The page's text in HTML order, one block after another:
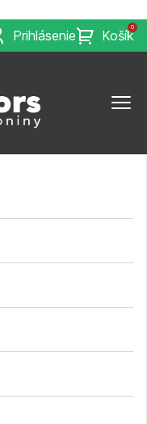
Prihlásenie
0
Košík